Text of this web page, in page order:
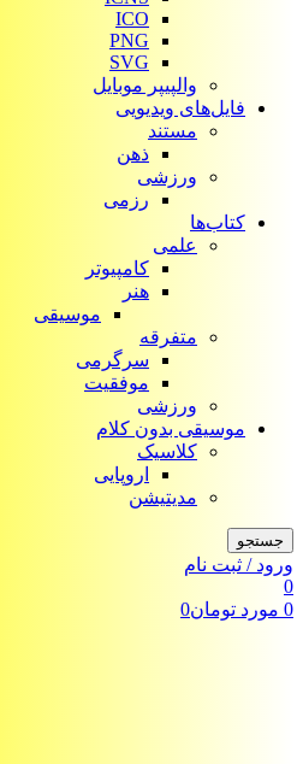
ICO
PNG
SVG
والپیپر موبایل
فایل‌های ویدیویی
مستند
ذهن
ورزشی
رزمی
کتاب‌ها
علمی
کامپیوتر
هنر
موسیقی
متفرقه
سرگرمی
موفقیت
ورزشی
موسیقی بدون کلام
کلاسیک
اروپایی
مدیتیشن
جستجو
ورود / ثبت نام
0
0 مورد تومان0